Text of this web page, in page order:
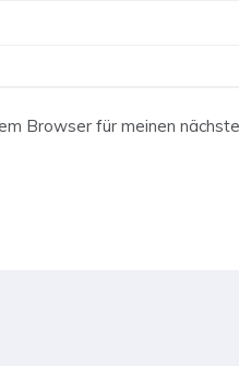
Browser für meinen